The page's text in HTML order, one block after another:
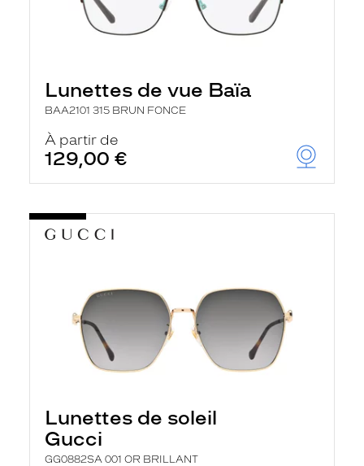
Lunettes de vue Baïa
BAA2101 315 BRUN FONCE
À partir de
129,00 €
Lunettes de soleil
Gucci
GG0882SA 001 OR BRILLANT